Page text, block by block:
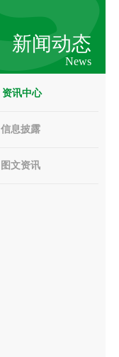
新闻动态
News
资讯中心
信息披露
图文资讯